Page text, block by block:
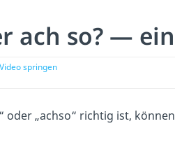
ach so? —
springen
oder „achso“ richtig ist,